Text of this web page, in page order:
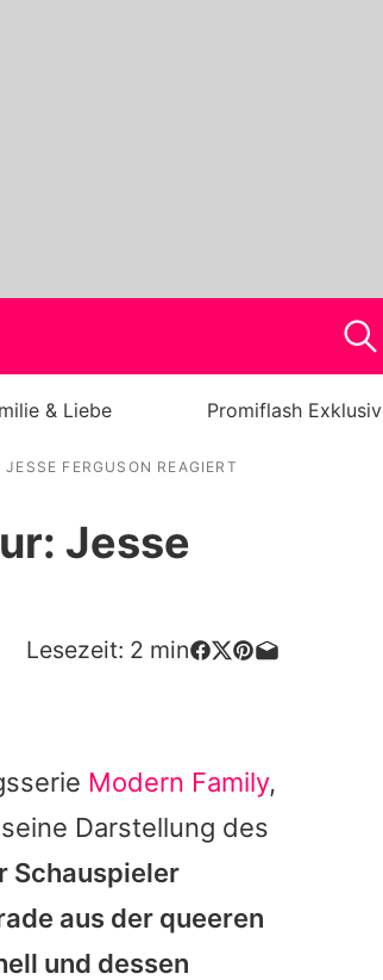
& Liebe Promiflash Exklusiv
FERGUSON REAGIERT
Jesse
Lesezeit: 2 min
Modern Family,
Darstellung des
Schauspieler
aus der queeren
und dessen